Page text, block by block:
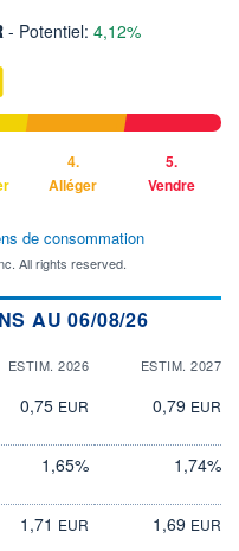
- Potentiel: 4,12%
4.
Alléger
5.
Vendre
de consommation
All rights reserved.
AU 06/08/26
ESTIM. 2026 ESTIM. 2027
0,75 EUR 0,79 EUR
1,65% 1,74%
1,71 EUR 1,69 EUR